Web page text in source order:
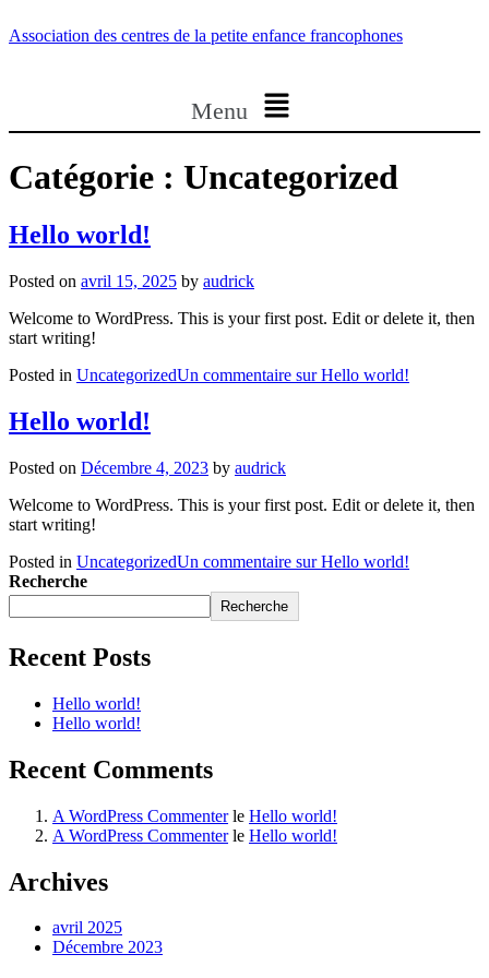
Association des centres de la petite enfance francophones
Menu
Catégorie : Uncategorized
Hello world!
Posted on avril 15, 2025 by audrick
Welcome to WordPress. This is your first post. Edit or delete it, then
start writing!
Posted in UncategorizedUn commentaire sur Hello world!
Hello world!
Posted on Décembre 4, 2023 by audrick
Welcome to WordPress. This is your first post. Edit or delete it, then
start writing!
Posted in UncategorizedUn commentaire sur Hello world!
Recherche
Recherche
Recent Posts
Hello world!
Hello world!
Recent Comments
A WordPress Commenterle Hello world!
A WordPress Commenterle Hello world!
Archives
avril 2025
Décembre 2023